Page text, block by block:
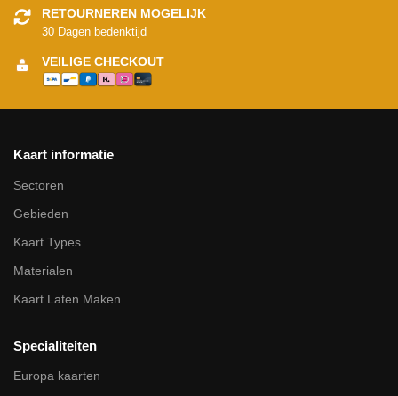
RETOURNEREN MOGELIJK
30 Dagen bedenktijd
VEILIGE CHECKOUT
Kaart informatie
Sectoren
Gebieden
Kaart Types
Materialen
Kaart Laten Maken
Specialiteiten
Europa kaarten